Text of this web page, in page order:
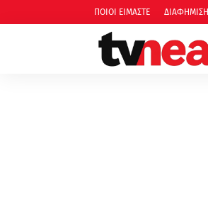
ΠΟΙΟΙ ΕΙΜΑΣΤΕ ΔΙΑΦΗΜΙΣΗ